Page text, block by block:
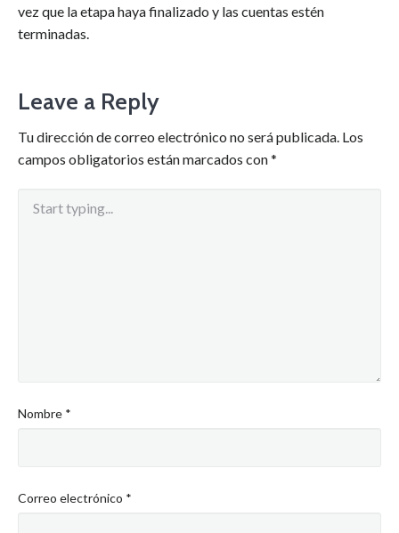
vez que la etapa haya finalizado y las cuentas estén
terminadas.
Leave a Reply
Tu dirección de correo electrónico no será publicada. Los
campos obligatorios están marcados con*
Nombre *
Correo electrónico *